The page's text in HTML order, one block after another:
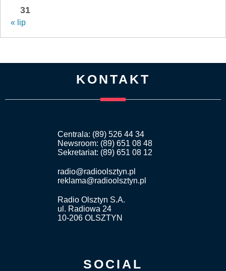
31
« lip
KONTAKT
Centrala: (89) 526 44 34
Newsroom: (89) 651 08 48
Sekretariat: (89) 651 08 12
radio@radioolsztyn.pl
reklama@radioolsztyn.pl
Radio Olsztyn S.A.
ul. Radiowa 24
10-206 OLSZTYN
SOCIAL